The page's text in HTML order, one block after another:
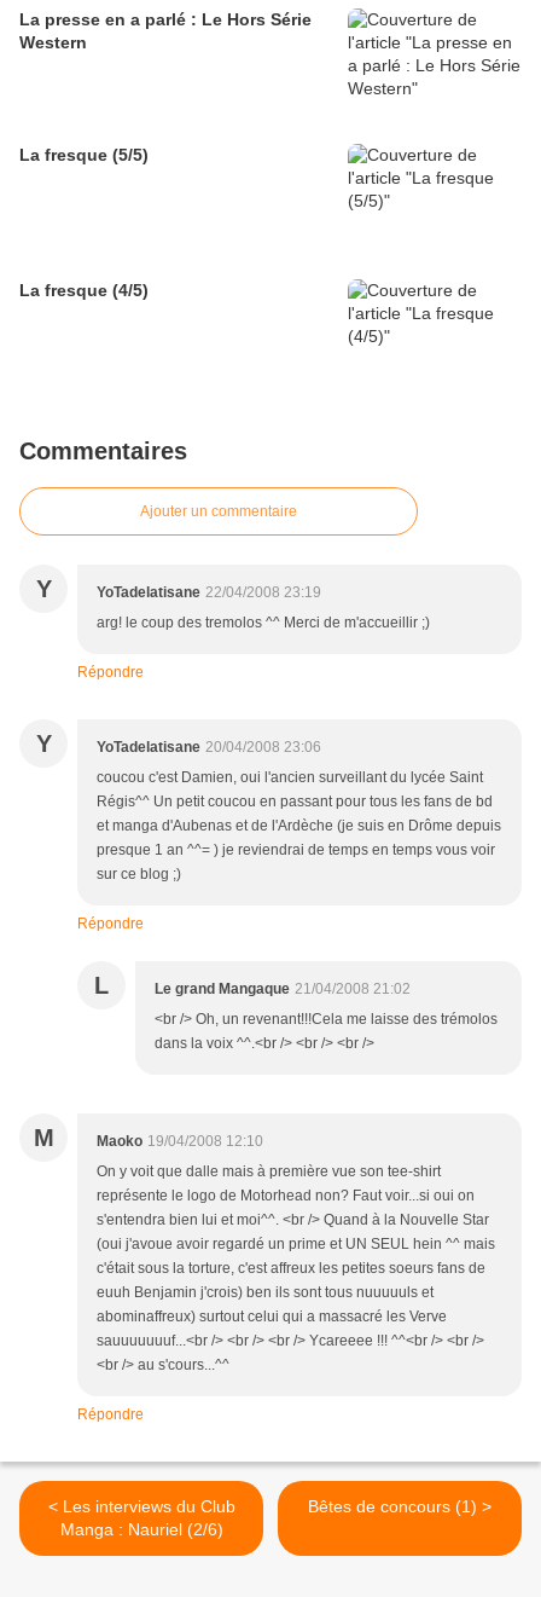
La presse en a parlé : Le Hors Série
Western
La fresque (5/5)
La fresque (4/5)
Commentaires
Ajouter un commentaire
Y YoTadelatisane 22/04/2008 23:19
arg! le coup des tremolos ^^ Merci de m'accueillir ;)
Répondre
Y YoTadelatisane 20/04/2008 23:06
coucou c'est Damien, oui l'ancien surveillant du lycée Saint
Régis^^ Un petit coucou en passant pour tous les fans de bd
et manga d'Aubenas et de l'Ardèche (je suis en Drôme depuis
presque 1 an ^^= ) je reviendrai de temps en temps vous voir
sur ce blog ;)
Répondre
L Le grand Mangaque 21/04/2008 21:02
<br /> Oh, un revenant!!!Cela me laisse des trémolos
dans la voix ^^.<br /> <br /> <br />
M Maoko 19/04/2008 12:10
On y voit que dalle mais à première vue son tee-shirt
représente le logo de Motorhead non? Faut voir...si oui on
s'entendra bien lui et moi^^. <br /> Quand à la Nouvelle Star
(oui j'avoue avoir regardé un prime et UN SEUL hein ^^ mais
c'était sous la torture, c'est affreux les petites soeurs fans de
euuh Benjamin j'crois) ben ils sont tous nuuuuuls et
abominaffreux) surtout celui qui a massacré les Verve
sauuuuuuuf...<br /> <br /> <br /> Ycareeee !!! ^^<br /> <br />
<br /> au s'cours...^^
Répondre
< Les interviews du Club
Manga : Nauriel (2/6)
Bêtes de concours (1) >